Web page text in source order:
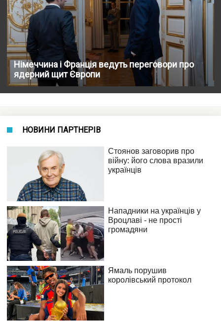
Німеччина і Франція ведуть переговори про
ядерний щит Європи
НОВИНИ ПАРТНЕРІВ